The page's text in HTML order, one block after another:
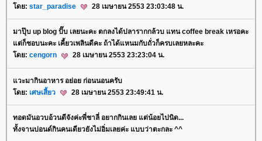
ดย: star_paradise 28 เมษายน 2553 23:03:48 น.
มาปุ๊บ up blog ปั๊บ เลยนะคะ ตกลงได้ปลารากกล้วบ แทน coffee break เหรอคะ
ต่ก็ชอบนะคะ เคี้ยวเพลินดีคะ ถ้าได้แหนมกับถั่วก็ครบเลยหละคะ
ดย: cengorn 28 เมษายน 2553 23:23:04 น.
วะมากินอาหาร อย่อย ก่อนนอนครับ
ดย: เศษเสี้ยว 28 เมษายน 2553 23:49:41 น.
ทอดมันอวบอ้วนดีจังค่ะพี่ชาลี่ อยากกินเลย แต่น้อยไปนิด...
ทั้งจานปอนด์กินคนเดียวยังไม่อิ่มเลยค่ะ แบบว่าตะกละ ^^